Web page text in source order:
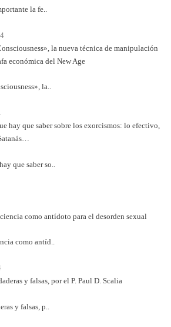
la fe..
la..
que saber so..
como antíd..
y falsas, p..